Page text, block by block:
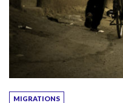
MIGRATIONS